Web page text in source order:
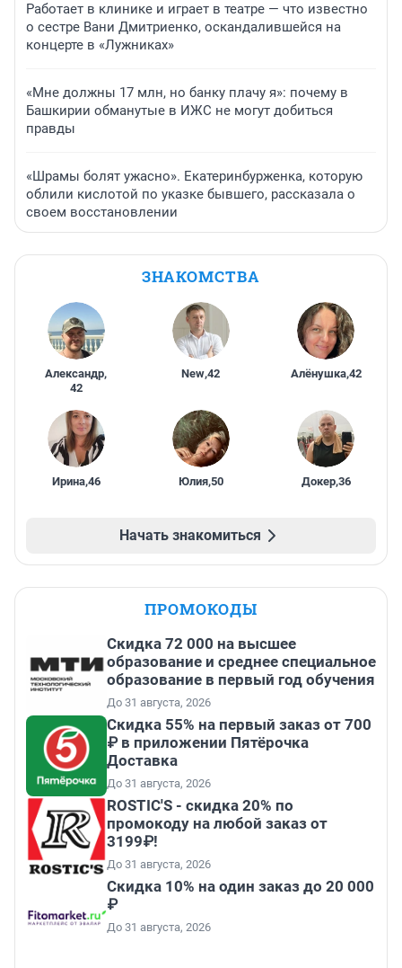
Работает в клинике и играет в театре — что известно
о сестре Вани Дмитриенко, оскандалившейся на
концерте в «Лужниках»
«Мне должны 17 млн, но банку плачу я»: почему в
Башкирии обманутые в ИЖС не могут добиться
правды
«Шрамы болят ужасно». Екатеринбурженка, которую
облили кислотой по указке бывшего, рассказала о
своем восстановлении
ЗНАКОМСТВА
Александр,
42
New,42 Алёнушка,42
Ирина,46 Юлия,50 Докер,36
Начать знакомиться
ПРОМОКОДЫ
Скидка 72 000 на высшее
образование и среднее специальное
образование в первый год обучения
До 31 августа, 2026
Скидка 55% на первый заказ от 700
₽ в приложении Пятёрочка
Доставка
До 31 августа, 2026
ROSTIC'S - скидка 20% по
промокоду на любой заказ от
3199₽!
До 31 августа, 2026
Скидка 10% на один заказ до 20 000
₽
До 31 августа, 2026